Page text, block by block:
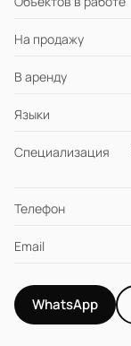
На продажу
В аренду
Языки
Специализация
Телефон
Email
WhatsApp